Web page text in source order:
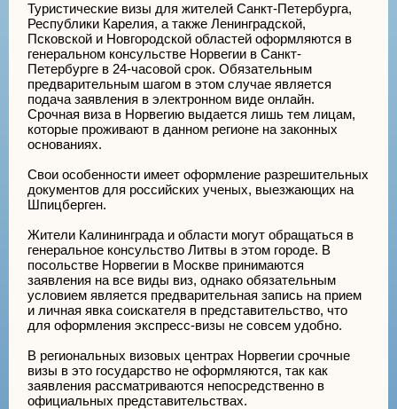
Туристические визы для жителей Санкт-Петербурга,
Республики Карелия, а также Ленинградской,
Псковской и Новгородской областей оформляются в
генеральном консульстве Норвегии в Санкт-
Петербурге в 24-часовой срок. Обязательным
предварительным шагом в этом случае является
подача заявления в электронном виде онлайн.
Срочная виза в Норвегию выдается лишь тем лицам,
которые проживают в данном регионе на законных
основаниях.
Свои особенности имеет оформление разрешительных
документов для российских ученых, выезжающих на
Шпицберген.
Жители Калининграда и области могут обращаться в
генеральное консульство Литвы в этом городе. В
посольстве Норвегии в Москве принимаются
заявления на все виды виз, однако обязательным
условием является предварительная запись на прием
и личная явка соискателя в представительство, что
для оформления экспресс-визы не совсем удобно.
В региональных визовых центрах Норвегии срочные
визы в это государство не оформляются, так как
заявления рассматриваются непосредственно в
официальных представительствах.